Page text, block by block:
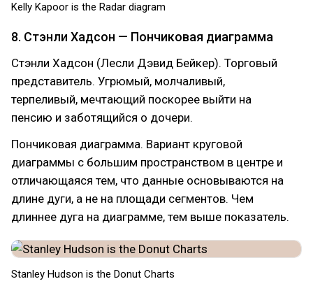
Kelly Kapoor is the Radar diagram
8. Стэнли Хадсон — Пончиковая диаграмма
Стэнли Хадсон (Лесли Дэвид Бейкер). Торговый
представитель. Угрюмый, молчаливый,
терпеливый, мечтающий поскорее выйти на
пенсию и заботящийся о дочери.
Пончиковая диаграмма. Вариант круговой
диаграммы с большим пространством в центре и
отличающаяся тем, что данные основываются на
длине дуги, а не на площади сегментов. Чем
длиннее дуга на диаграмме, тем выше показатель.
Stanley Hudson is the Donut Charts